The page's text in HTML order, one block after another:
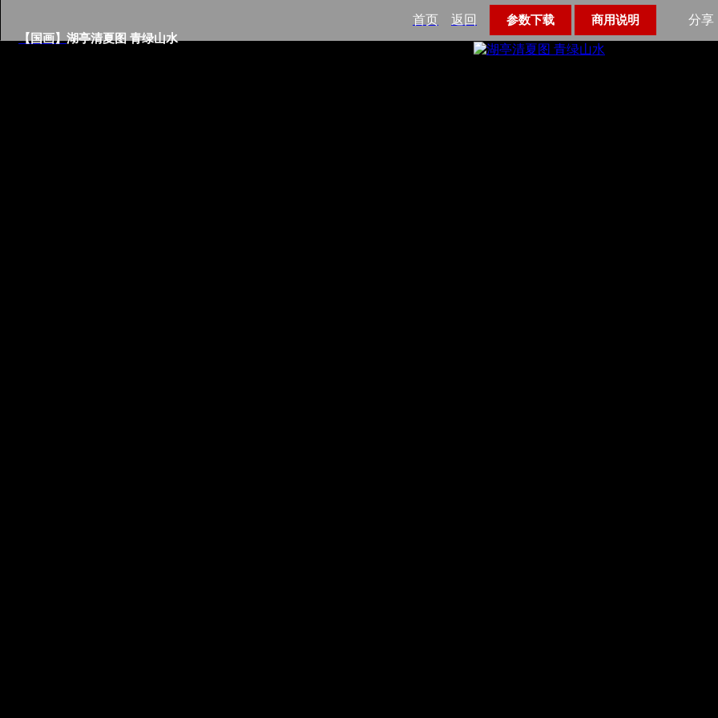
【国画】湖亭清夏图 青绿山水
首页 返回 参数下载 商用说明 分享